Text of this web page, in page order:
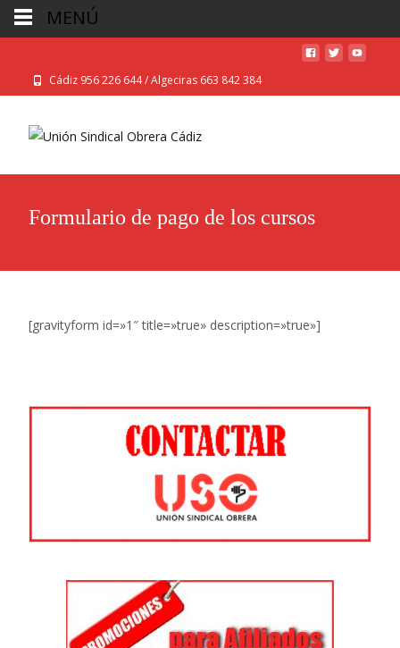
Cádiz 956 226 644 / Algeciras 663 842 384
Formulario de pago de los cursos
[gravityform id=»1″ title=»true» description=»true»]
MENÚ